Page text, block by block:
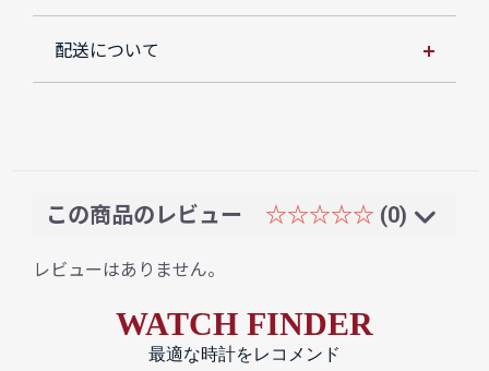
配送について
この商品のレビュー ☆☆☆☆☆ (0)
レビューはありません。
WATCH FINDER
最適な時計をレコメンド